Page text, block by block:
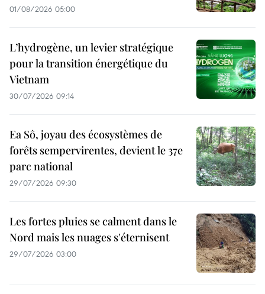
01/08/2026 05:00
L’hydrogène, un levier stratégique
pour la transition énergétique du
Vietnam
30/07/2026 09:14
Ea Sô, joyau des écosystèmes de
forêts sempervirentes, devient le 37e
parc national
29/07/2026 09:30
Les fortes pluies se calment dans le
Nord mais les nuages s'éternisent
29/07/2026 03:00